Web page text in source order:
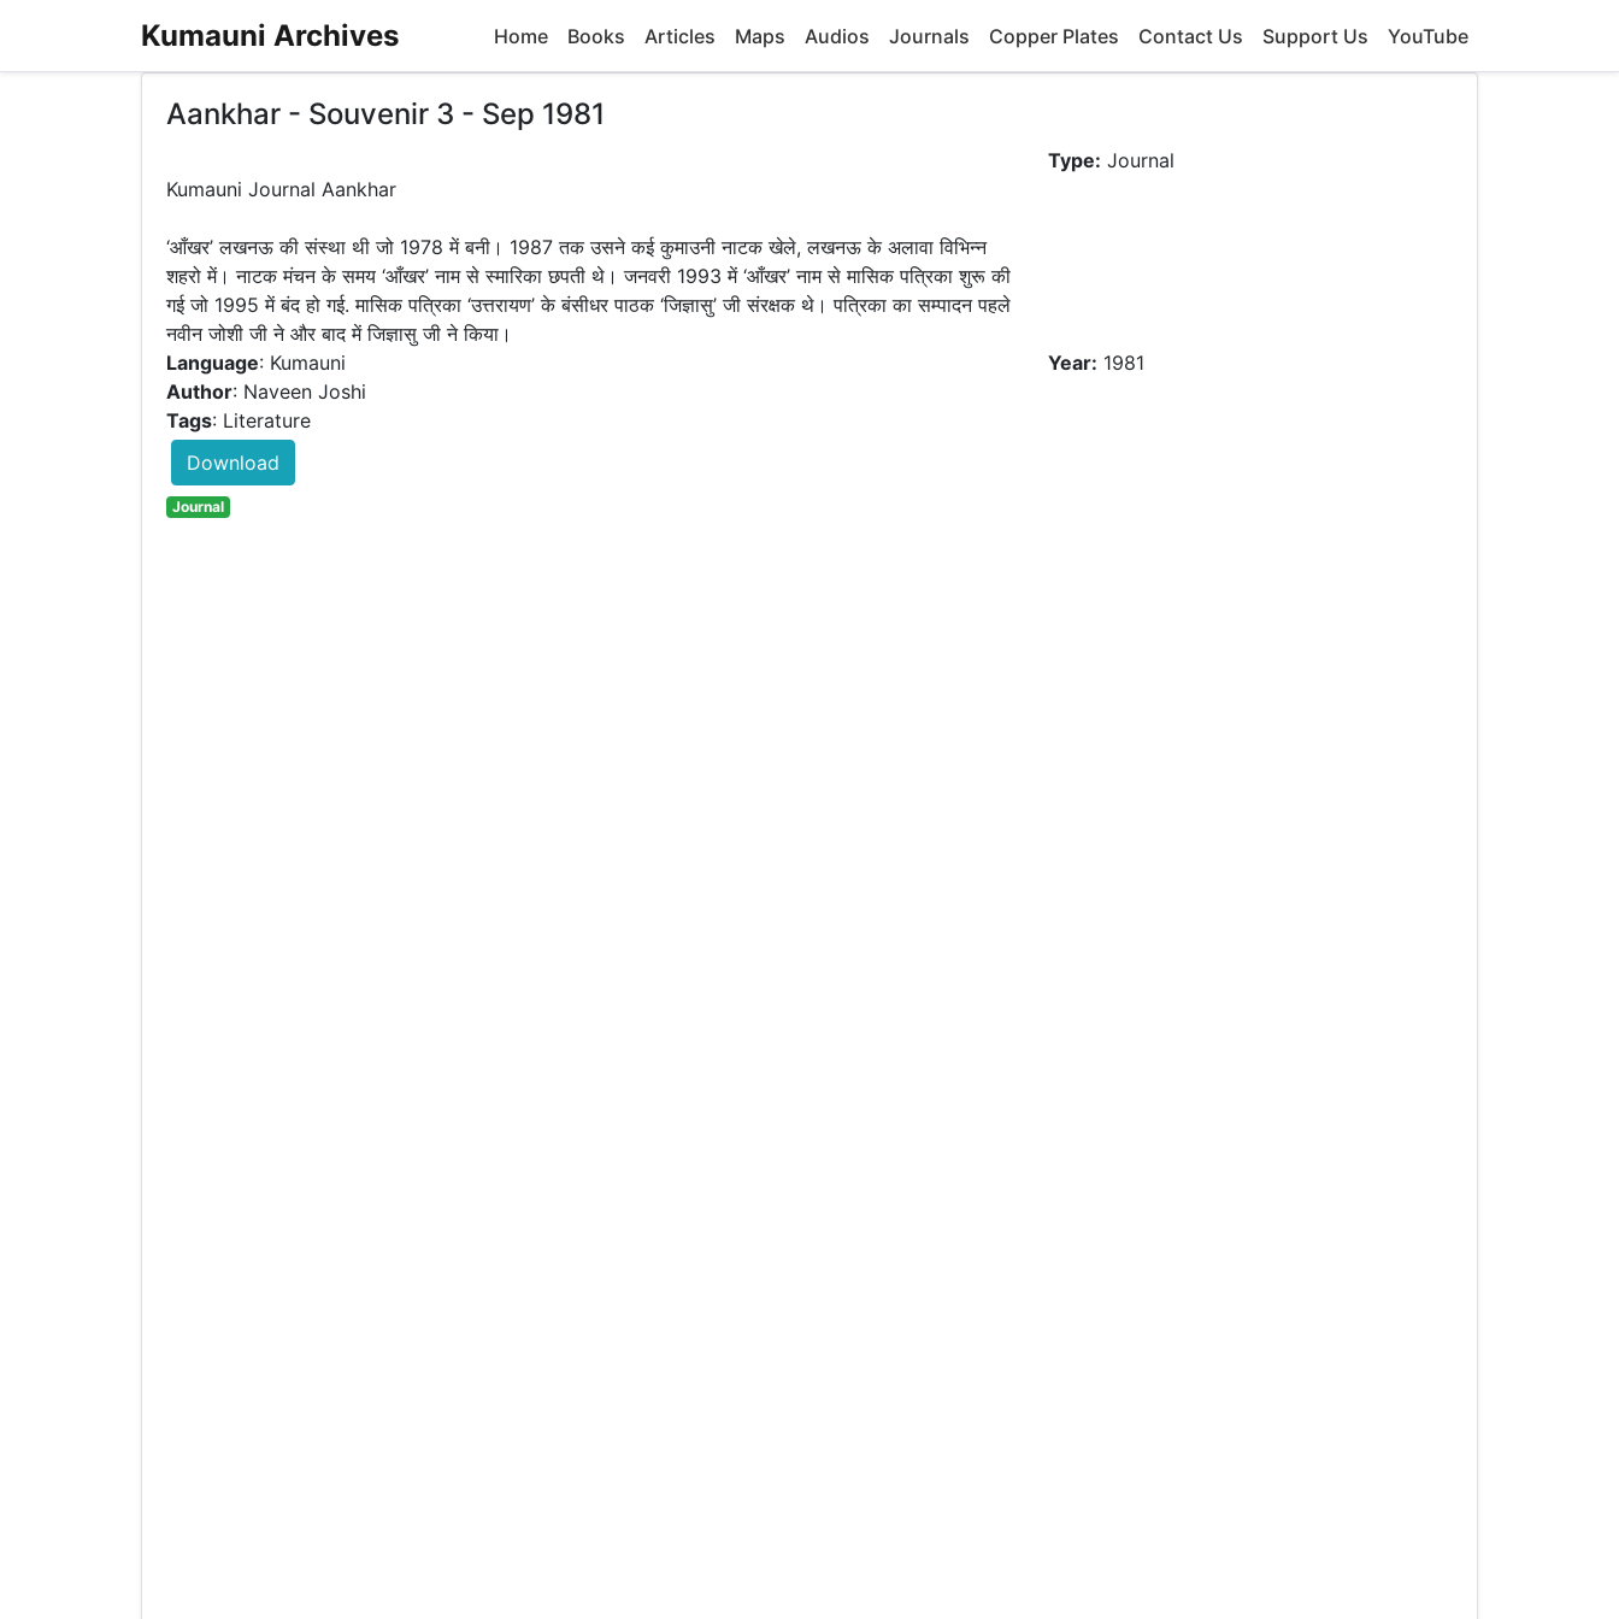
Kumauni Archives Home Books Articles Maps Audios Journals Copper Plates Contact Us Support Us YouTube
Aankhar - Souvenir 3 - Sep 1981
Kumauni Journal Aankhar
‘आँखर’ लखनऊ की संस्था थी जो 1978 में बनी। 1987 तक उसने कई कुमाउनी नाटक खेले, लखनऊ के अलावा विभिन्न
शहरो में। नाटक मंचन के समय ‘आँखर’ नाम से स्मारिका छपती थे। जनवरी 1993 में ‘आँखर’ नाम से मासिक पत्रिका शुरू की
गई जो 1995 में बंद हो गई. मासिक पत्रिका ‘उत्तरायण’ के बंसीधर पाठक ‘जिज्ञासु’ जी संरक्षक थे। पत्रिका का सम्पादन पहले
Type: Journal
Language: Kumauni Year: 1981
Author: Naveen Joshi
Tags: Literature
Download
Journal